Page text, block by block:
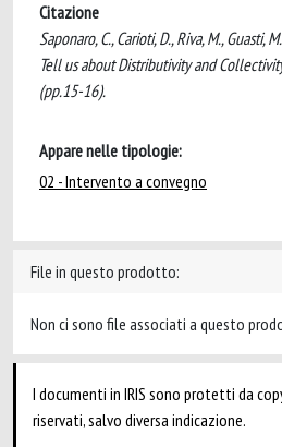
Citazione
Saponaro, C., Carioti, D., Riva, M., Guasti,
Tell us about Distributivity and
(pp.15-16).
Appare nelle tipologie:
02 - Intervento a convegno
File in questo prodotto:
Non ci sono file associati a questo
I documenti in IRIS sono protetti da
riservati, salvo diversa indicazione.